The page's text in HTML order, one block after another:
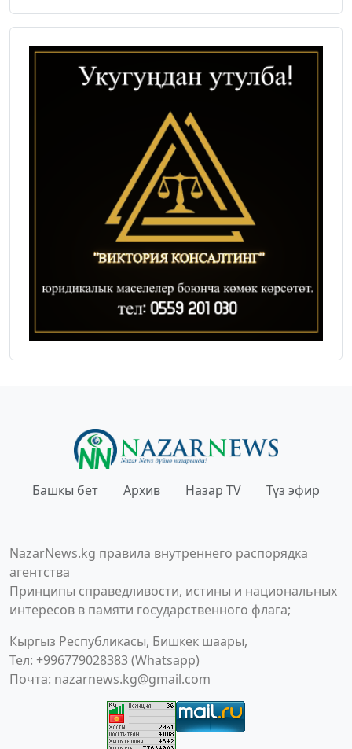
Башкы бет Архив Назар TV Түз эфир
NazarNews.kg правила внутреннего распорядка
агентства
Принципы справедливости, истины и национальных
интересов в памяти государственного флага;
Кыргыз Республикасы, Бишкек шаары,
Тел: +996779028383 (Whatsapp)
Почта: nazarnews.kg@gmail.com